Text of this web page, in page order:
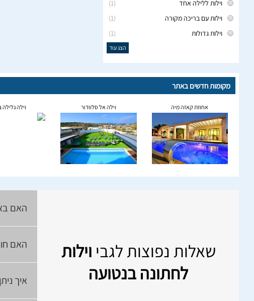
(1)
וילות ללילה אחד
(1)
וילות עם בריכה מקורה
(1)
וילות גדולות
הצג עוד
מקומות חדשים באתר
אחוזת קאזה מיה וילה אל סלוודור וילה גלילה
שאלות נפוצות לגבי וילות
לחתונה בנטועה
האם
האם
איך